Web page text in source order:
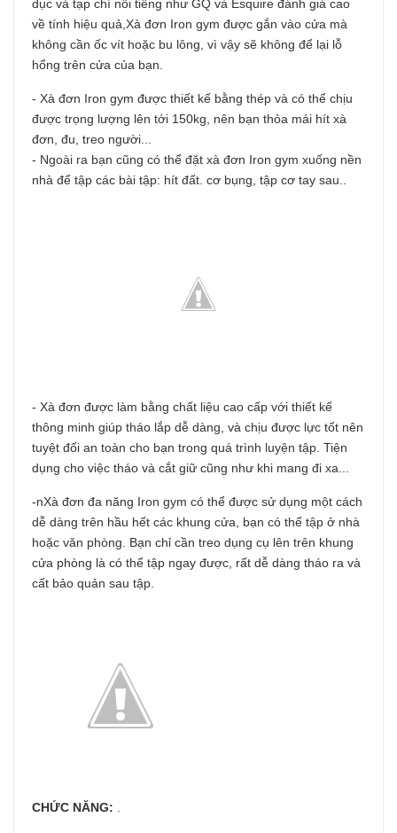
dục và tạp chí nổi tiếng như GQ và Esquire đánh giá cao
về tính hiệu quả,Xà đơn Iron gym được gắn vào cửa mà
không cần ốc vít hoặc bu lông, vì vậy sẽ không để lại lỗ
hổng trên cửa của bạn.
- Xà đơn Iron gym được thiết kế bằng thép và có thể chịu
được trọng lượng lên tới 150kg, nên bạn thỏa mái hít xà
đơn, đu, treo người...
- Ngoài ra bạn cũng có thể đặt xà đơn Iron gym xuống nền
nhà để tập các bài tập: hít đất. cơ bụng, tập cơ tay sau..
- Xà đơn được làm bằng chất liệu cao cấp với thiết kế
thông minh giúp tháo lắp dễ dàng, và chịu được lực tốt nên
tuyệt đối an toàn cho bạn trong quá trình luyện tập. Tiện
dụng cho việc tháo và cắt giữ cũng như khi mang đi xa...
-nXà đơn đa năng Iron gym có thể được sử dụng một cách
dễ dàng trên hầu hết các khung cửa, bạn có thể tập ở nhà
hoặc văn phòng. Bạn chỉ cần treo dụng cụ lên trên khung
cửa phòng là có thể tập ngay được, rất dễ dàng tháo ra và
cất bảo quản sau tập.
CHỨC NĂNG: .